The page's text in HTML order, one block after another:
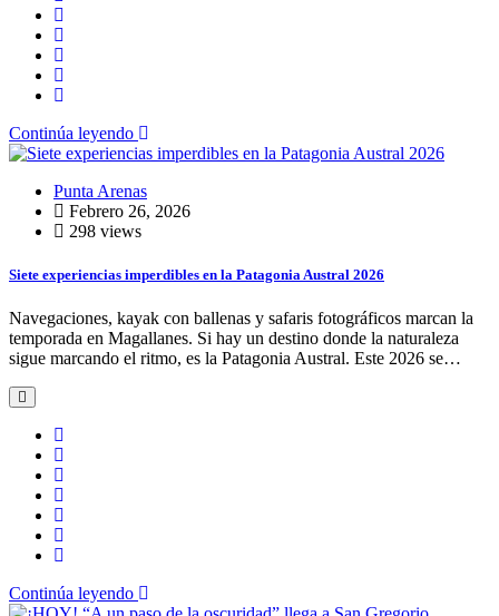
Continúa leyendo
Punta Arenas
Febrero 26, 2026
298 views
Siete experiencias imperdibles en la Patagonia Austral 2026
Navegaciones, kayak con ballenas y safaris fotográficos marcan la
temporada en Magallanes. Si hay un destino donde la naturaleza
sigue marcando el ritmo, es la Patagonia Austral. Este 2026 se…
Continúa leyendo